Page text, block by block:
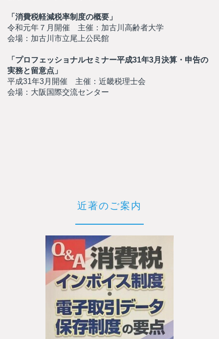
「消費税軽減税率制度の概要」
令和元年７月開催 主催：加古川高齢者大学
会場：加古川市立尾上公民館
「プロフェッショナルセミナー平成31年3月決算・申告の
実務と留意点」
平成31年3月開催 主催：近畿税理士会
会場：大阪国際交流センター
近著のご案内